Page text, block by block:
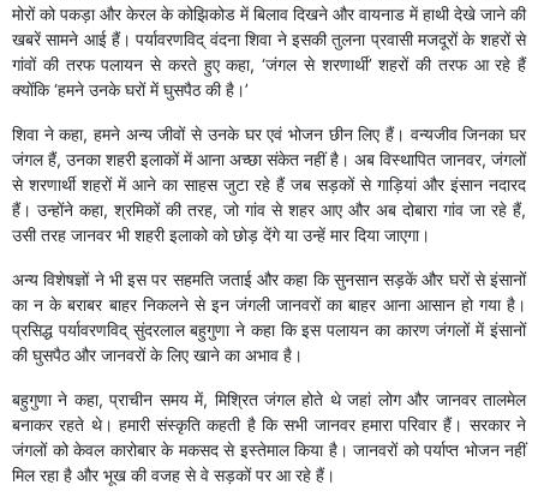
मोरों को पकड़ा और केरल के कोझिकोड में बिलाव दिखने और वायनाड में हाथी देखे जाने की
खबरें सामने आई हैं। पर्यावरणविद् वंदना शिवा ने इसकी तुलना प्रवासी मजदूरों के शहरों से
गांवों की तरफ पलायन से करते हुए कहा, ‘जंगल से शरणार्थी’ शहरों की तरफ आ रहे हैं
क्योंकि ‘हमने उनके घरों में घुसपैठ की है।’
शिवा ने कहा, हमने अन्य जीवों से उनके घर एवं भोजन छीन लिए हैं। वन्यजीव जिनका घर
जंगल हैं, उनका शहरी इलाकों में आना अच्छा संकेत नहीं है। अब विस्थापित जानवर, जंगलों
से शरणार्थी शहरों में आने का साहस जुटा रहे हैं जब सड़कों से गाड़ियां और इंसान नदारद
हैं। उन्होंने कहा, श्रमिकों की तरह, जो गांव से शहर आए और अब दोबारा गांव जा रहे हैं,
उसी तरह जानवर भी शहरी इलाको को छोड़ देंगे या उन्हें मार दिया जाएगा।
अन्य विशेषज्ञों ने भी इस पर सहमति जताई और कहा कि सुनसान सड़कें और घरों से इंसानों
का न के बराबर बाहर निकलने से इन जंगली जानवरों का बाहर आना आसान हो गया है।
प्रसिद्ध पर्यावरणविद् सुंदरलाल बहुगुणा ने कहा कि इस पलायन का कारण जंगलों में इंसानों
की घुसपैठ और जानवरों के लिए खाने का अभाव है।
बहुगुणा ने कहा, प्राचीन समय में, मिश्रित जंगल होते थे जहां लोग और जानवर तालमेल
बनाकर रहते थे। हमारी संस्कृति कहती है कि सभी जानवर हमारा परिवार हैं। सरकार ने
जंगलों को केवल कारोबार के मकसद से इस्तेमाल किया है। जानवरों को पर्याप्त भोजन नहीं
मिल रहा है और भूख की वजह से वे सड़कों पर आ रहे हैं।